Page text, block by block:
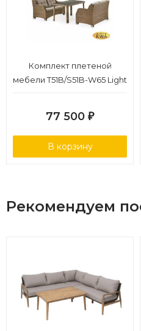
Комплект плетеной
мебели T51B/S51B-W65 Light
77 500 ₽
В корзину
Рекомендуем